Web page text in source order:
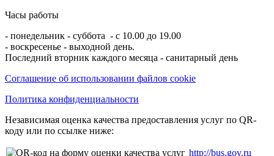
Часы работы
- понедельник - суббота - с 10.00 до 19.00
- воскресенье - выходной день.
Последний вторник каждого месяца - санитарный день
Соглашение об использовании файлов cookie
Политика конфиденциальности
Независимая оценка качества предоставления услуг по QR-
коду или по ссылке ниже:
http://bus.gov.ru